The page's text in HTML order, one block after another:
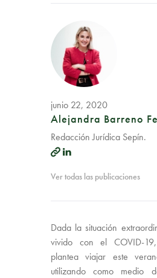
junio 22, 2020
Alejandra Barreno
Redacción Jurídica Sepín.
Ver todas las publicaciones
Dada la situación
vivido con el COVID-
plantea viajar este
utilizando como medio